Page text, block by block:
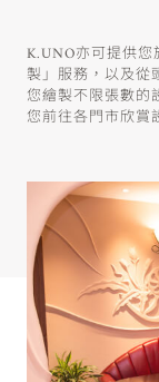
K.UNO亦可提供
製」服務，以及從
您繪製不限張數的
您前往各門市欣賞